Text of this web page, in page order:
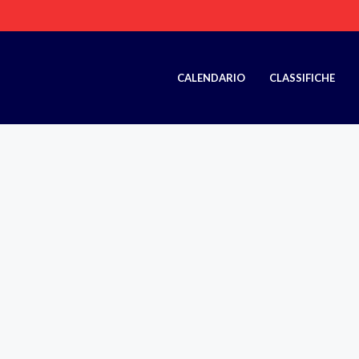
CALENDARIO CLASSIFICHE